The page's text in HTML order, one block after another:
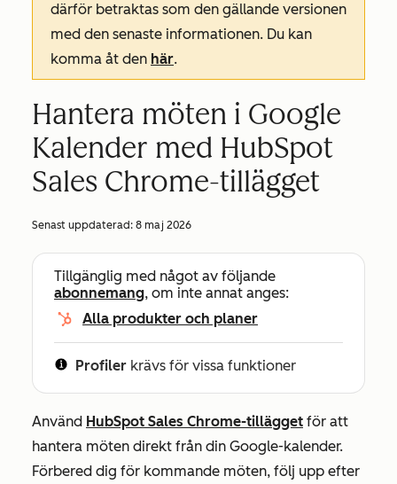
därför betraktas som den gällande versionen
med den senaste informationen. Du kan
komma åt den här.
Hantera möten i Google
Kalender med HubSpot
Sales Chrome-tillägget
Senast uppdaterad: 8 maj 2026
Tillgänglig med något av följande
abonnemang, om inte annat anges:
Alla produkter och planer
Profiler krävs för vissa funktioner
Använd HubSpot Sales Chrome-tillägget för att
hantera möten direkt från din Google-kalender.
Förbered dig för kommande möten, följ upp efter